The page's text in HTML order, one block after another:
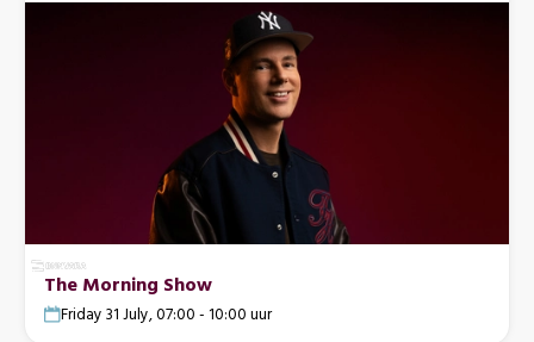
The Morning Show
Friday 31 July, 07:00 - 10:00 uur